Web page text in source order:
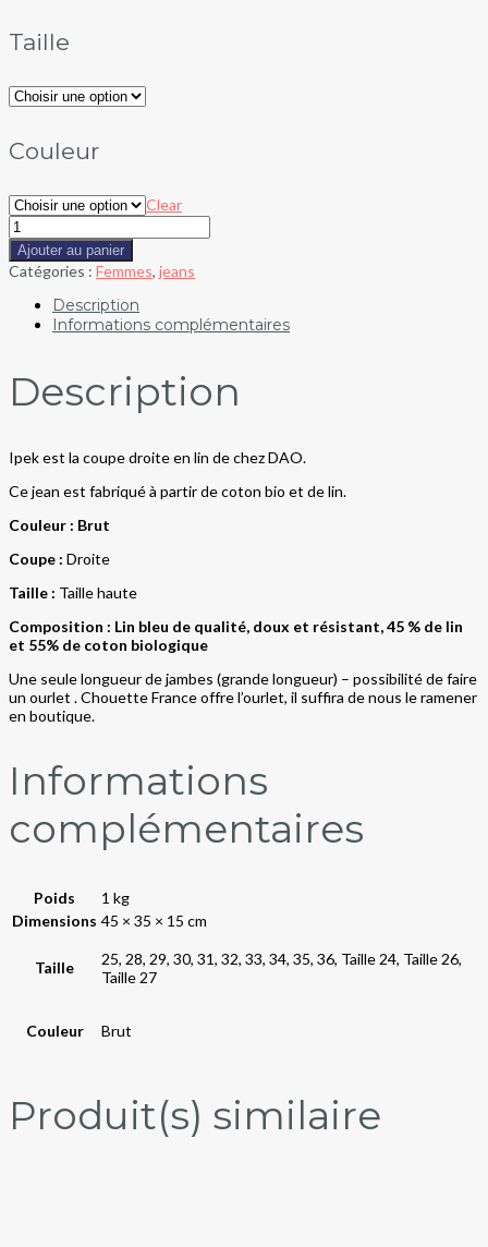
Taille
Couleur
Clear
Ajouter au panier
Catégories : Femmes, jeans
Description
Informations complémentaires
Description
Ipek est la coupe droite en lin de chez DAO.
Ce jean est fabriqué à partir de coton bio et de lin.
Couleur : Brut
Coupe : Droite
Taille : Taille haute
Composition : Lin bleu de qualité, doux et résistant, 45 % de lin
et 55% de coton biologique
Une seule longueur de jambes (grande longueur) – possibilité de faire
un ourlet . Chouette France offre l’ourlet, il suffira de nous le ramener
en boutique.
Informations
complémentaires
Poids
1 kg
Dimensions 45 × 35 × 15 cm
Taille
25, 28, 29, 30, 31, 32, 33, 34, 35, 36, Taille 24, Taille 26,
Taille 27
Couleur Brut
Produit(s) similaire